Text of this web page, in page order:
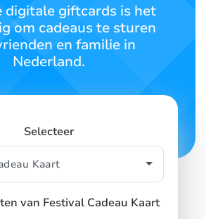
digitale giftcards is het
om cadeaus te sturen
en familie in
Nederland.
Selecteer
van Festival Cadeau Kaart